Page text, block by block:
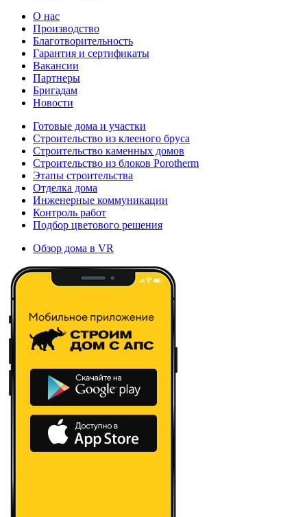
О нас
Производство
Благотворительность
Гарантия и сертификаты
Вакансии
Партнеры
Бригадам
Новости
Готовые дома и участки
Строительство из клееного бруса
Строительство каменных домов
Строительство из блоков Porotherm
Этапы строительства
Отделка дома
Инженерные коммуникации
Контроль работ
Подбор цветового решения
Обзор дома в VR